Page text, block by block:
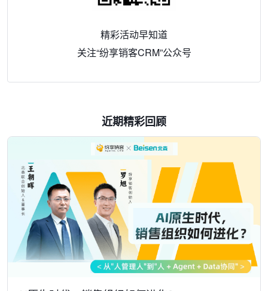
精彩活动早知道
关注“纷享销客CRM”公众号
近期精彩回顾